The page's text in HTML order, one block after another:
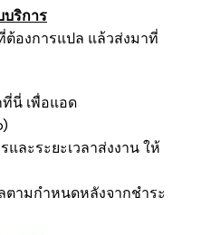
ริการ
ต้องการแปล แล้วส่งมาที่
ที่นี่ เพื่อแอด
)
และระยะเวลาส่งงาน ให้
ตามกำหนดหลังจากชำระ